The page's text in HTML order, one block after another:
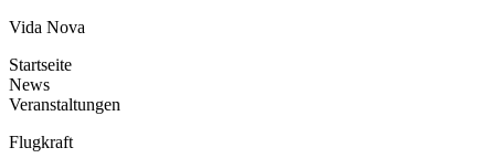
Vida Nova
Startseite
News
Veranstaltungen
Flugkraft